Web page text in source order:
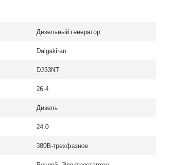
Дизельный генератор
Dalgakiran
DJ33NT
26.4
Дизель
24.0
380В-трехфазное